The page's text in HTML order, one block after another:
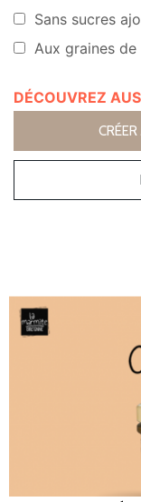
Sans sucres
Aux graines de
DÉCOUVREZ